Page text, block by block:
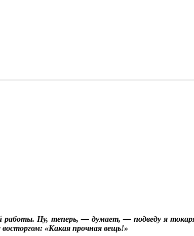
работы. Ну, теперь, — думает, — подведу я
восторгом: «Какая прочная вещь!»